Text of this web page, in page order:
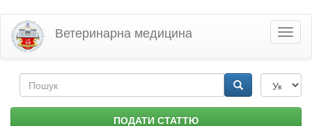
Перейти
основного
матеріалу
Ветеринарна медицина
Пошукова
форма ПОДАТИ СТАТТЮ